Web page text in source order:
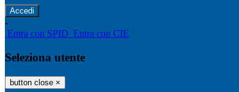
-
Entra con SPID Entra con CIE
Seleziona utente
button close ×